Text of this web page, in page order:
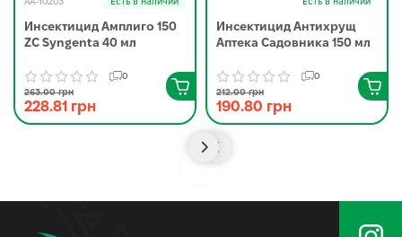
Инсектицид Амплиго 150
ZC Syngenta 40 мл
0
263.00 грн
228.81 грн
Инсектицид Антихрущ
Аптека Садовника 150 мл
0
212.00 грн
190.80 грн